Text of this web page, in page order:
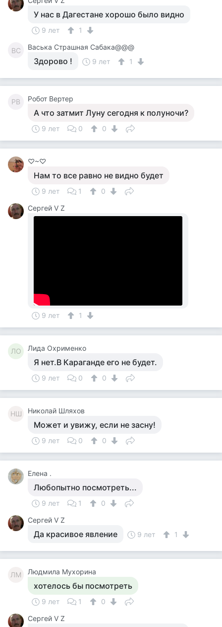
У нас в Дагестане хорошо было видно
9 лет 1
ВС Васька Страшная Сабака@@@
Здорово ! 9 лет 1
РВ Робот Вертер
А что затмит Луну сегодня к полуночи?
9 лет 0 0
♡~♡
Нам то все равно не видно будет
9 лет 1
0
Сергей V Z
9 лет 1
ЛО Лида Охрименко
Я нет.В Караганде его не будет.
9 лет 0 0
НШ Николай Шляхов
Может и увижу, если не засну!
9 лет 0 0
Елена .
Любопытно посмотреть...
9 лет 1
0
Сергей V Z
Да красивое явление 9 лет 1
ЛМ Людмила Мухорина
хотелось бы посмотреть
9 лет 1
0
Сергей V Z